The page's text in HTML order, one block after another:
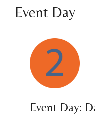
Event Day
Event Day: